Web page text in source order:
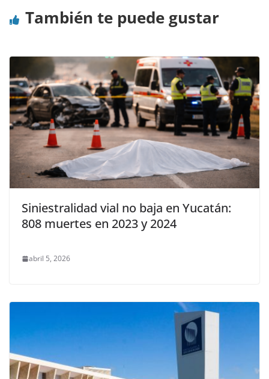
También te puede gustar
Siniestralidad vial no baja en Yucatán:
808 muertes en 2023 y 2024
abril 5, 2026